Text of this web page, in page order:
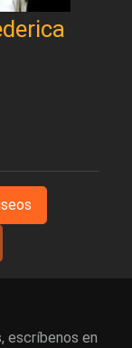
escríbenos en